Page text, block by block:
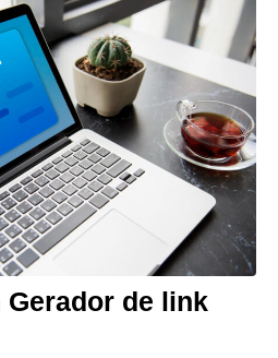
Gerador de link